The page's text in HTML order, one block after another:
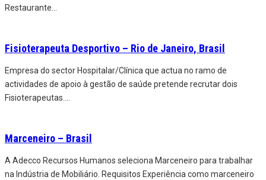
Restaurante...
Fisioterapeuta Desportivo – Rio de Janeiro, Brasil
Empresa do sector Hospitalar/Clínica que actua no ramo de
actividades de apoio à gestão de saúde pretende recrutar dois
Fisioterapeutas....
Marceneiro – Brasil
A Adecco Recursos Humanos seleciona Marceneiro para trabalhar
na Indústria de Mobiliário. Requisitos Experiência como marceneiro